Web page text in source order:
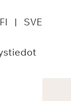
FI | SVE